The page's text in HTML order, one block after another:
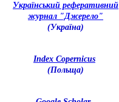
Український реферативний
журнал "Джерело"
(Україна)
Index Copernicus
(Польща)